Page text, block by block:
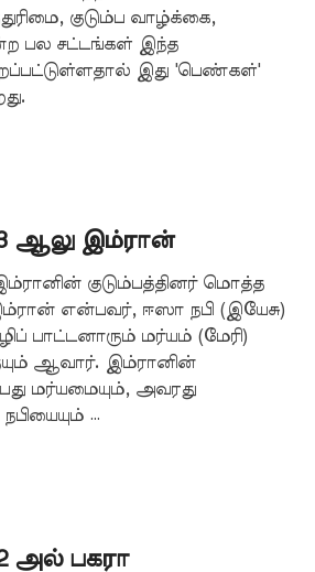
குடும்ப வாழ்க்கை,
பல சட்டங்கள் இந்த
இது 'பெண்கள்'
3 ஆலு இம்ரான்
குடும்பத்தினர் மொத்த
என்பவர், ஈஸா நபி (இயேசு)
பாட்டனாரும் மர்யம் (மேரி)
ஆவார். இம்ரானின்
மர்யமையும், அவரது
…
அல் பகரா